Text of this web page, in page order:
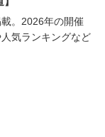
。2026年の開催
気ランキングなど